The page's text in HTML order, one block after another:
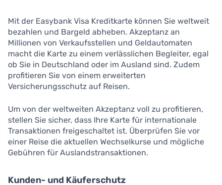
Mit der Easybank Visa Kreditkarte können Sie weltweit
bezahlen und Bargeld abheben. Akzeptanz an
Millionen von Verkaufsstellen und Geldautomaten
macht die Karte zu einem verlässlichen Begleiter, egal
ob Sie in Deutschland oder im Ausland sind. Zudem
profitieren Sie von einem erweiterten
Versicherungsschutz auf Reisen.
Um von der weltweiten Akzeptanz voll zu profitieren,
stellen Sie sicher, dass Ihre Karte für internationale
Transaktionen freigeschaltet ist. Überprüfen Sie vor
einer Reise die aktuellen Wechselkurse und mögliche
Gebühren für Auslandstransaktionen.
Kunden- und Käuferschutz